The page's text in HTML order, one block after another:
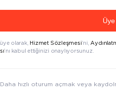
olarak, Hizmet Sözleşmesi’ni,
’nı kabul ettiğinizi onaylıyorsunuz.
hızlı oturum açmak veya